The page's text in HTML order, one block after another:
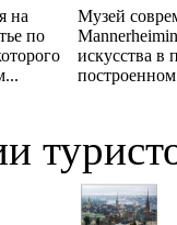
на
по
Музей
искусства в